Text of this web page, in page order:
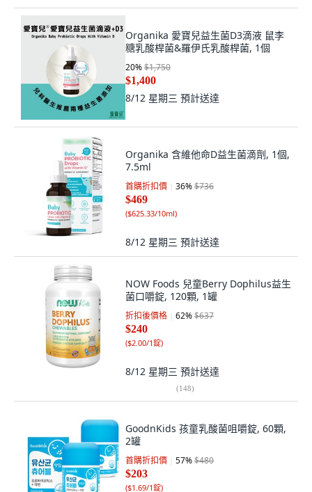
Organika 愛寶兒益生菌D3滴液 鼠李
糖乳酸桿菌&羅伊氏乳酸桿菌, 1個
20%$1,750
$1,400
8/12 星期三 預計送達
Organika 含維他命D益生菌滴劑, 1個,
7.5ml
首購折扣價 36%$736
$469
($625.33/10ml)
8/12 星期三 預計送達
NOW Foods 兒童Berry Dophilus益生
菌口嚼錠, 120顆, 1罐
折扣後價格 62%$637
$240
($2.00/1錠)
8/12 星期三 預計送達
(148)
GoodnKids 孩童乳酸菌咀嚼錠, 60顆,
2罐
首購折扣價 57%$480
$203
($1.69/1錠)